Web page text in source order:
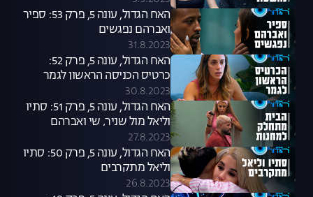
האח הגדול, עונה 5, פרק 53: ספיר
ואברהם נפגשים
31.8.2023
האח הגדול, עונה 5, פרק 52:
כרטיס הכניסה הראשון לגמר
30.8.2023
האח הגדול, עונה 5, פרק 51: סתיו
וליאל מול שניר, שי ואברהם
27.8.2023
האח הגדול, עונה 5, פרק 50: סתיו
וליאל מתקרבים
26.8.2023